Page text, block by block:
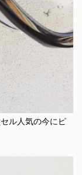
ル人気の今にピ